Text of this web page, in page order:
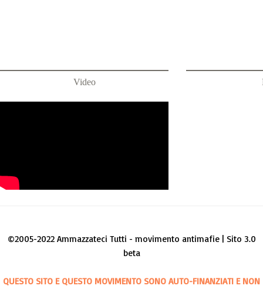
Video
©2005-2022 Ammazzateci Tutti - movimento antimafie | Sito 3.0
beta
QUESTO SITO E QUESTO MOVIMENTO SONO AUTO-FINANZIATI E NON